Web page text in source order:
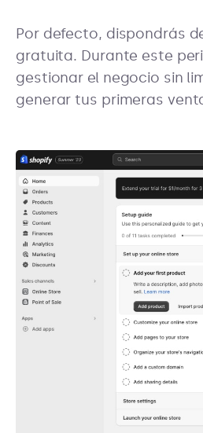
Por defecto, dispondrás
gratuita. Durante este
gestionar el negocio sin
generar tus primeras